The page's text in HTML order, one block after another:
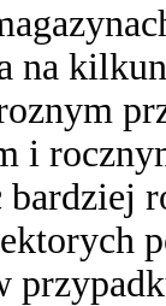
na
i
bardziej